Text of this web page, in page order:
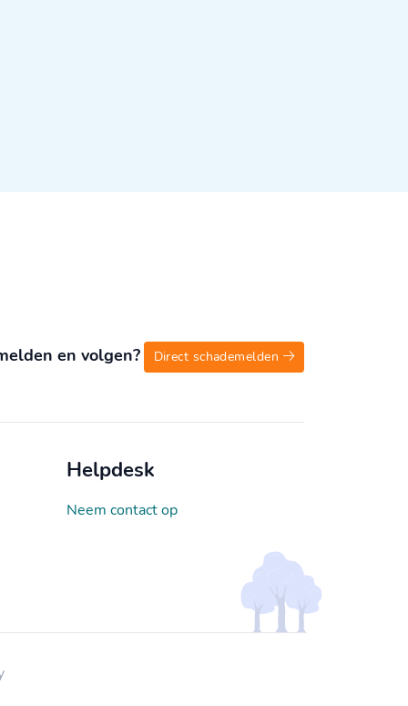
en volgen? Direct schademelden
Helpdesk
Neem contact op